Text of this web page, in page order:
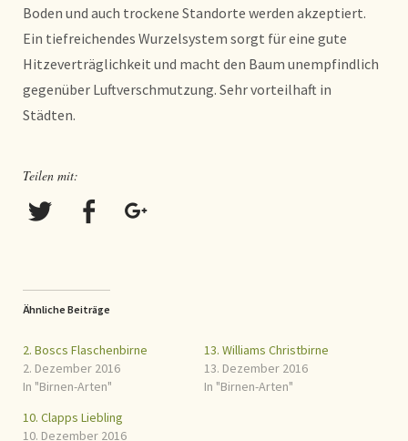
Boden und auch trockene Standorte werden akzeptiert.
Ein tiefreichendes Wurzelsystem sorgt für eine gute
Hitzeverträglichkeit und macht den Baum unempfindlich
gegenüber Luftverschmutzung. Sehr vorteilhaft in
Städten.
Teilen mit:
Ähnliche Beiträge
2. Boscs Flaschenbirne
2. Dezember 2016
In "Birnen-Arten"
13. Williams Christbirne
13. Dezember 2016
In "Birnen-Arten"
10. Clapps Liebling
10. Dezember 2016